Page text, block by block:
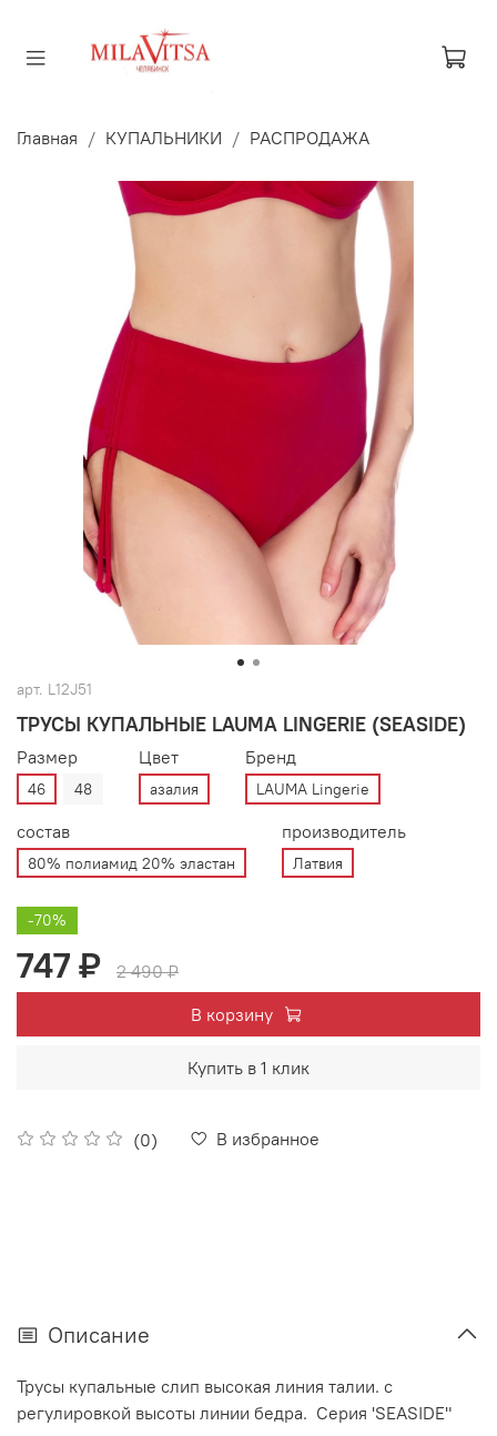
Главная КУПАЛЬНИКИ РАСПРОДАЖА
арт. L12J51
ТРУСЫ КУПАЛЬНЫЕ LAUMA LINGERIE (SEASIDE)
(0) В избранное
Размер
46 48
Цвет
азалия
Бренд
LAUMA Lingerie
состав
80% полиамид 20% эластан
производитель
Латвия
-70%
747 ₽
2 490 ₽
В корзину
Купить в 1 клик
Описание
Трусы купальные слип высокая линия талии. с
регулировкой высоты линии бедра. Серия 'SEASIDE"